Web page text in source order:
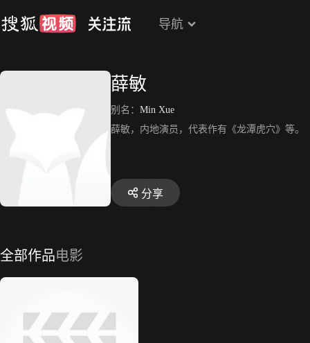
导航
薛敏
别名： Min Xue
薛敏，内地演员，代表作有《龙潭虎穴》等。
分享
全部作品电影